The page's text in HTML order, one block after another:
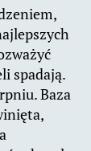
spadają.
Baza